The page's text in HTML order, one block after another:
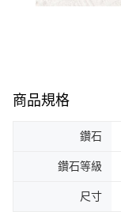
商品規格
鑽石
鑽石等級
尺寸